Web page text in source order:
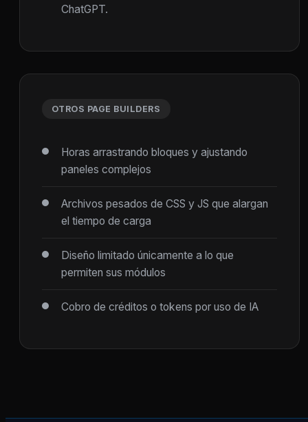
ChatGPT.
OTROS PAGE BUILDERS
Horas arrastrando bloques y ajustando
paneles complejos
Archivos pesados de CSS y JS que alargan
el tiempo de carga
Diseño limitado únicamente a lo que
permiten sus módulos
Cobro de créditos o tokens por uso de IA